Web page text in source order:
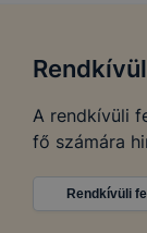
A rendkívüli
fő számára
Rendkívüli